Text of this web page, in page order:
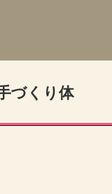
づくり体